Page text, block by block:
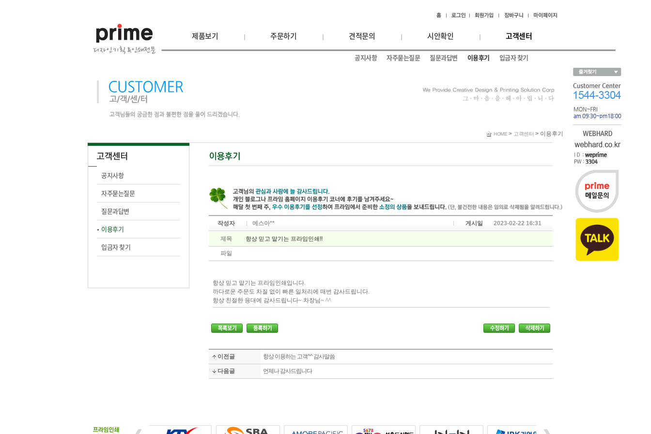
제품보기 주문하기 견적문의 시안확인 고객센터
공지사항 자주묻는질문 질문과답변 이용후기 입금자 찾기
HOME > 고객센터 > 이용후기
공지사항
자주묻는질문
질문과답변
이용후기
입금자 찾기
작성자 에스아** 게시일 2023-02-22 16:31
제목 항상 믿고 맡기는 프라임인쇄!!
파일
항상 믿고 맡기는 프라임인쇄입니다.
까다로운 주문도 차질 없이 빠른 일처리에 매번 감사드립니다.
항상 친절한 응대에 감사드립니다~ 차장님~ ^^
이전글 항상 이용하는 고객^^ 감사말씀
다음글 언제나 감사드립니다